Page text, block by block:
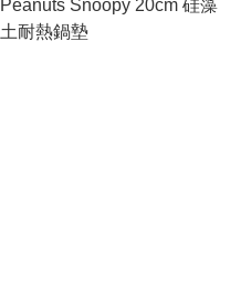
Peanuts Snoopy 20cm 硅藻
土耐熱鍋墊